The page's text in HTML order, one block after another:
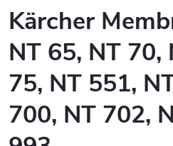
Kärcher
NT 65, NT 70,
75, NT 551,
700, NT 702,